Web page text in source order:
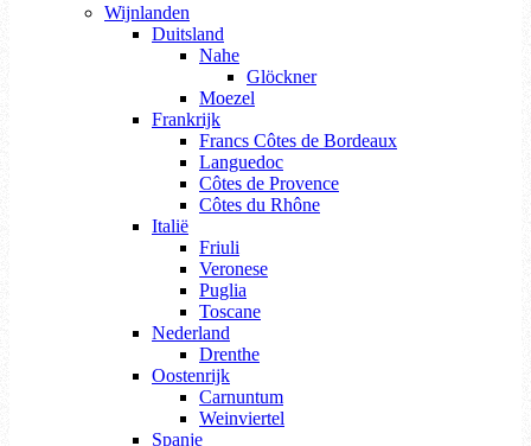
Wijnlanden
Duitsland
Nahe
Glöckner
Moezel
Frankrijk
Francs Côtes de Bordeaux
Languedoc
Côtes de Provence
Côtes du Rhône
Italië
Friuli
Veronese
Puglia
Toscane
Nederland
Drenthe
Oostenrijk
Carnuntum
Weinviertel
Spanje